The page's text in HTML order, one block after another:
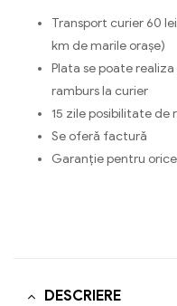
Transport curier 60
km de marile orașe)
Plata se poate
ramburs la curier
15 zile posibilitate de
Se oferă factură
Garanție pentru
DESCRIERE